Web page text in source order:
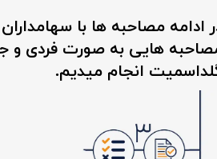
ادامه مصاحبه ها با
هایی به صورت فردی و
انجام میدیم.